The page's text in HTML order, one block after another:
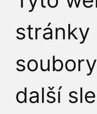
stránky
další
771
JAK